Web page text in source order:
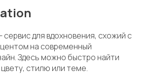
для вдохновения, схожий с
на современный
Здесь можно быстро найти
стилю или теме.